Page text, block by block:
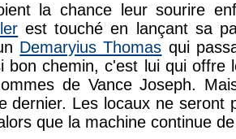
la chance leur sourire
est touché en lançant sa
Demaryius Thomas qui
bon chemin, c'est lui qui offre
de Vance Joseph.
dernier. Les locaux ne seront
que la machine continue